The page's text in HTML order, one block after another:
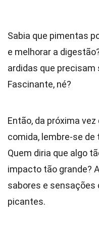
Sabia que pimentas
e melhorar a
ardidas que
Fascinante, né?
Então, da próxima
comida, lembre-se
Quem diria que algo
impacto tão grande?
sabores e
picantes.